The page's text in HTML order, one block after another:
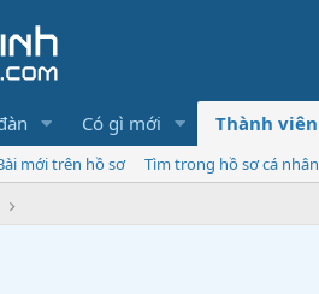
Có gì mới Thành viên
mới trên hồ sơ
Tìm trong hồ sơ cá nhân